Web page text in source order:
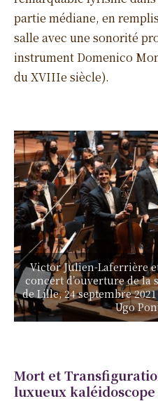
partie médiane, en
salle avec une sonorité
instrument Domenico
du XVIIIe siècle).
Victor Julien-Laferrière
concert d’ouverture de la
de Lille, 24 septembre
Ugo
Mort et
luxueux kaléidoscope